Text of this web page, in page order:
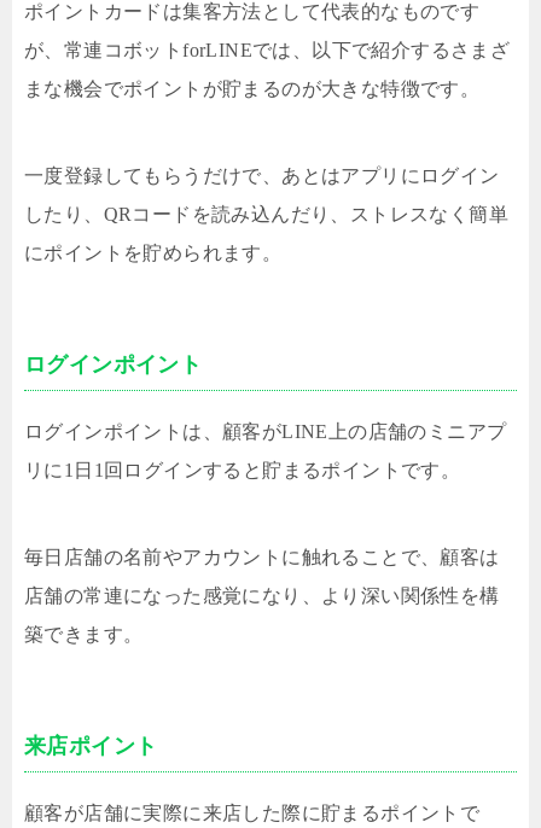
ポイントカードは集客方法として代表的なものです
が、常連コボットforLINEでは、以下で紹介するさまざ
まな機会でポイントが貯まるのが大きな特徴です。
一度登録してもらうだけで、あとはアプリにログイン
したり、QRコードを読み込んだり、ストレスなく簡単
にポイントを貯められます。
ログインポイント
ログインポイントは、顧客がLINE上の店舗のミニアプ
リに1日1回ログインすると貯まるポイントです。
毎日店舗の名前やアカウントに触れることで、顧客は
店舗の常連になった感覚になり、より深い関係性を構
築できます。
来店ポイント
顧客が店舗に実際に来店した際に貯まるポイントで